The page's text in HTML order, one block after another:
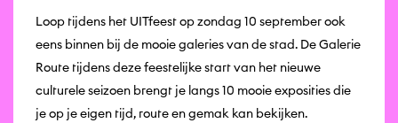
Loop tijdens het UITfeest op zondag 10 september ook
eens binnen bij de mooie galeries van de stad. De Galerie
Route tijdens deze feestelijke start van het nieuwe
culturele seizoen brengt je langs 10 mooie exposities die
je op je eigen tijd, route en gemak kan bekijken.